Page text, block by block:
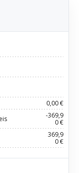
0,00 €
-369,9
0 €
369,9
0 €